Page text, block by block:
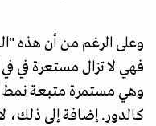
وعلى الرغم من أن هذه
فهي لا تزال مستعرة في
وهي مستمرة متبعة
كالدور. إضافة إلى ذلك،